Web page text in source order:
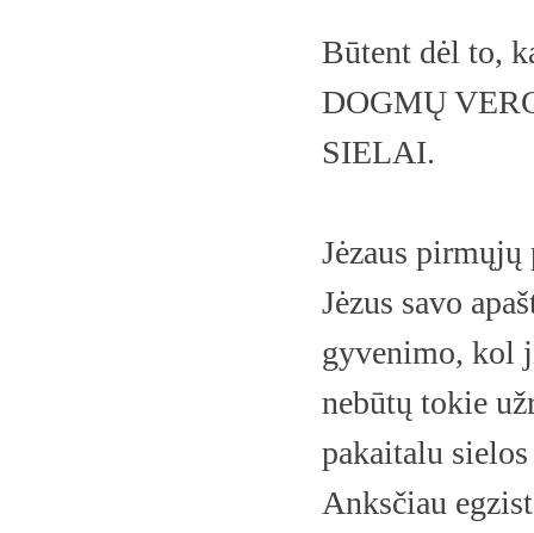
Būtent dėl to,
DOGMŲ
SIELAI.
Jėzaus
Jėzus savo
gyvenimo, kol
nebūtų tokie
pakaitalu
Anksčiau